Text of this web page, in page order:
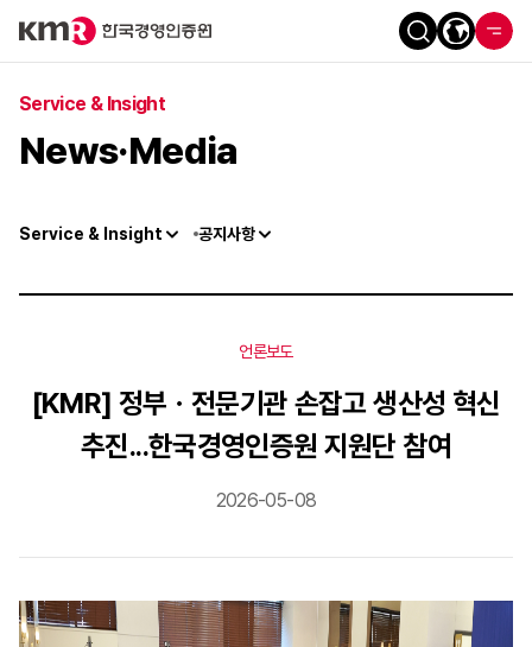
Service & Insight
News·Media
Service & Insight 공지사항
언론보도
[KMR] 정부ㆍ전문기관 손잡고 생산성 혁신
추진...한국경영인증원 지원단 참여
2026-05-08